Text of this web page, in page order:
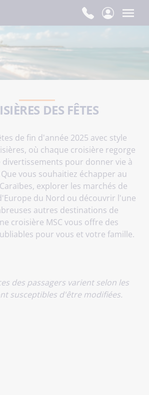
DES FÊTES
de fin d'année 2025 avec style
où chaque croisière regorge
divertissements pour donner vie à
vous souhaitiez échapper au
explorer les marchés de
du Nord ou découvrir l'une
autres destinations de
croisière MSC vous offre des
pour vous et votre famille.
des passagers varient selon les
susceptibles d'être modifiées.